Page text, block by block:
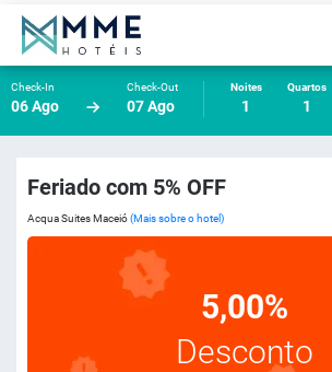
Check-In
06 Ago
Check-Out
07 Ago
Noites
1
Quartos
1
Feriado com 5% OFF
Acqua Suites Maceió(Mais sobre o hotel)
5,00%
Desconto